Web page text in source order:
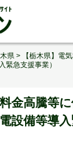
県 >
【栃木県】電
緊急支援事業）
金高騰等
設備等導